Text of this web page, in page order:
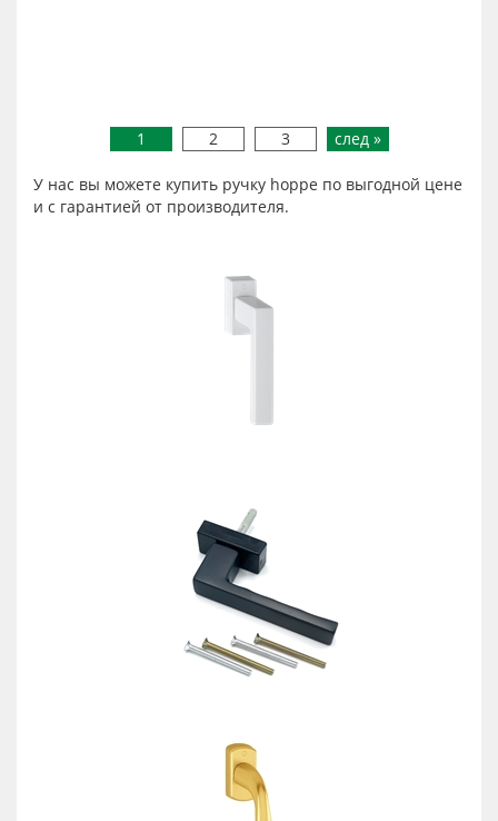
1 2 3 след »
У нас вы можете купить ручку hoppe по выгодной цене
и с гарантией от производителя.